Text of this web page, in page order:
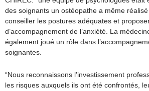
des soignants un ostéopathe a même
conseiller les postures adéquates et
d’accompagnement de l’anxiété. La
également joué un rôle dans
soignantes.
“Nous reconnaissons l’investissement
les risques auxquels ils ont été confrontés,